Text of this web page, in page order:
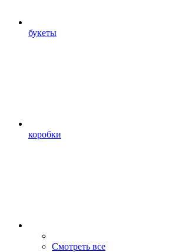
букеты
коробки
Смотреть все